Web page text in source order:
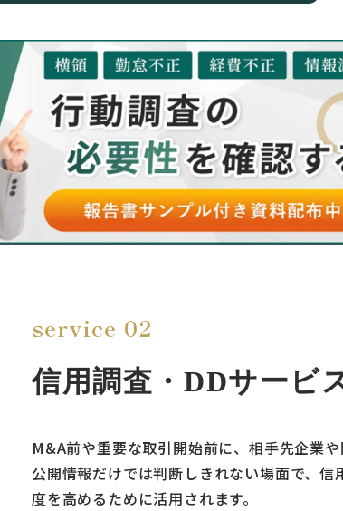
service 02
信用調査・DDサービ
M&A前や重要な取引開始前に、相手先企業
公開情報だけでは判断しきれない場面で、
度を高めるために活用されます。